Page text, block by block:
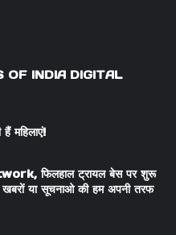
OF INDIA DIGITAL
महिलाएं!
फिलहाल ट्रायल बेस पर शुरू
खबरों या सूचनाओ की हम अपनी तरफ